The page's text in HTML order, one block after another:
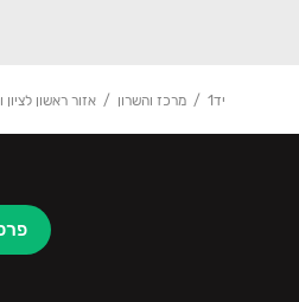
יד1 מרכז והשרון אזור ראשון